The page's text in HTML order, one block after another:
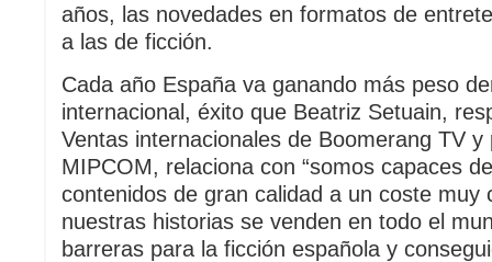
años, las novedades en formatos de
a las de ficción.
Cada año España va ganando más peso
internacional, éxito que Beatriz Setuain,
Ventas internacionales de Boomerang TV y
MIPCOM, relaciona con “somos capaces
contenidos de gran calidad a un coste
nuestras historias se venden en todo el
barreras para la ficción española y